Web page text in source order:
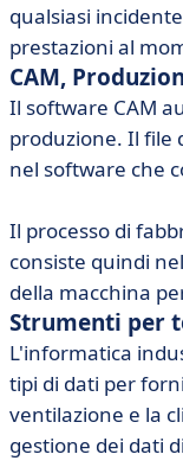
qualsiasi
prestazioni al
CAM,
Il software CAM
produzione. Il file
nel software che
Il processo di
consiste quindi
della macchina
Strumenti per
L'informatica
tipi di dati per
ventilazione e la
gestione dei dati